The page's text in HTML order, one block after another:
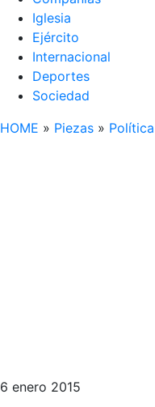
Iglesia
Ejército
Internacional
Deportes
Sociedad
HOME » Piezas » Política
6 enero 2015